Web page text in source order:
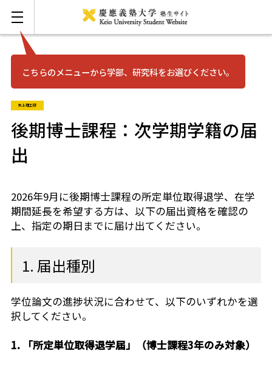
こちらのメニューから学部、研究科をお選びください。
お問い合わせ English
三田
日吉
湘南藤沢
矢上
信濃町
芝共立
矢上理工研
後期博士課程：次学期学籍の届
出
2026年9月に後期博士課程の所定単位取得退学、在学
期間延長を希望する方は、以下の届出資格を確認の
上、指定の期日までに届け出てください。
1. 届出種別
学位論文の進捗状況に合わせて、以下のいずれかを選
択してください。
1. 「所定単位取得退学届」（博士課程3年のみ対象）